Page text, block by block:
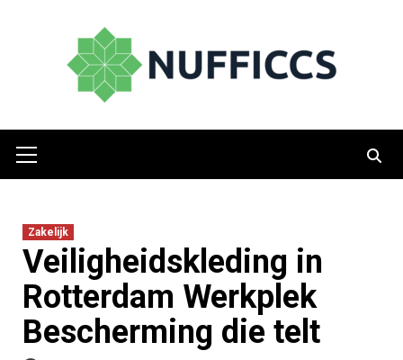
Menu
Zakelijk
Veiligheidskleding in
Rotterdam Werkplek
Bescherming die telt